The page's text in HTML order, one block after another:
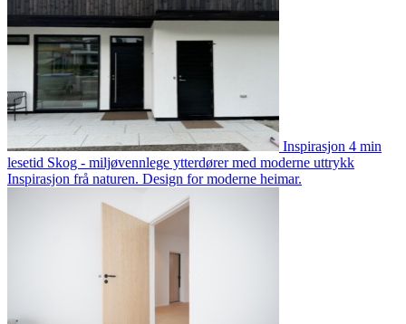
Inspirasjon 4 min
lesetid Skog - miljøvennlege ytterdører med moderne uttrykk
Inspirasjon frå naturen. Design for moderne heimar.